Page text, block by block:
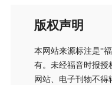
版权声明
本网站来源标注是“
有。未经福音时报授
网站、电子刊物不